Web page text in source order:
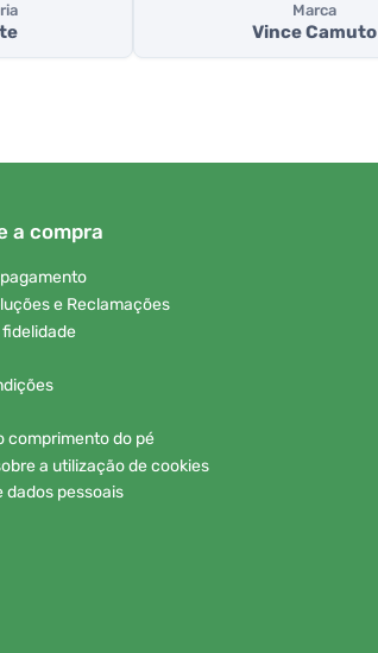
Marca
Vince Camuto
a compra
e Reclamações
comprimento do pé
a utilização de cookies
dados pessoais